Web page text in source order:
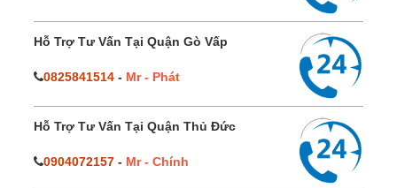
Hỗ Trợ Tư Vấn Tại Quận Gò Vấp
0825841514 - Mr - Phát
Hỗ Trợ Tư Vấn Tại Quận Thủ Đức
0904072157 - Mr - Chính